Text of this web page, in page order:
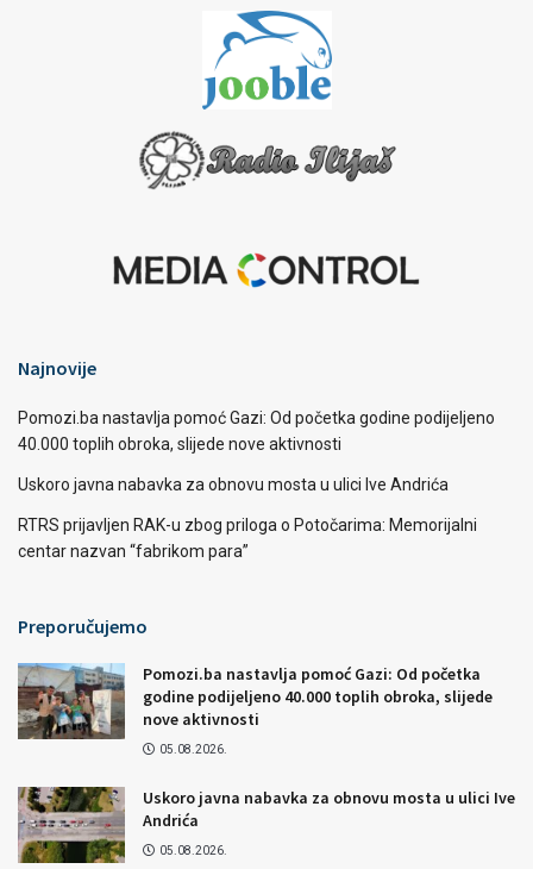
Najnovije
Pomozi.ba nastavlja pomoć Gazi: Od početka godine podijeljeno
40.000 toplih obroka, slijede nove aktivnosti
Uskoro javna nabavka za obnovu mosta u ulici Ive Andrića
RTRS prijavljen RAK-u zbog priloga o Potočarima: Memorijalni
centar nazvan “fabrikom para”
Preporučujemo
Pomozi.ba nastavlja pomoć Gazi: Od početka
godine podijeljeno 40.000 toplih obroka, slijede
nove aktivnosti
05.08.2026.
Uskoro javna nabavka za obnovu mosta u ulici Ive
Andrića
05.08.2026.